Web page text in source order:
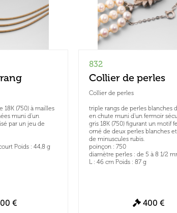
18K (750) à mailles
muni d'un
par un jeu de
Poids : 44,8 g
€
832
Collier de perles
Collier de perles
triple rangs de perles blanches
en chute muni d'un fermoir
gris 18K (750) figurant un motif
orné de deux perles blanches
de minuscules rubis.
poinçon : 750
diamètre perles : de 5 à 8 1/2
L : 46 cm Poids : 87 g
400 €